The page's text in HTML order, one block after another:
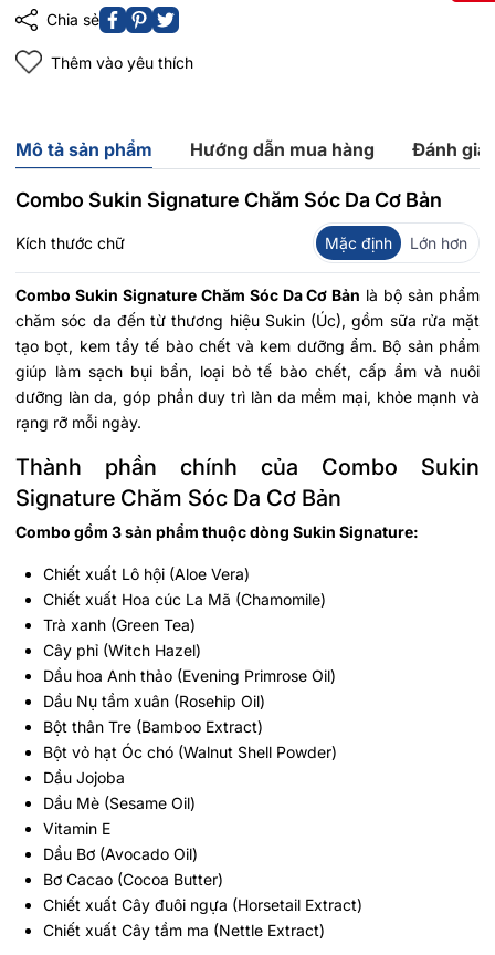
Chia sẻ
Thêm vào yêu thích
Mô tả sản phẩm Hướng dẫn mua hàng Đánh giá
Combo Sukin Signature Chăm Sóc Da Cơ Bản
Kích thước chữ Mặc định Lớn hơn
Combo Sukin Signature Chăm Sóc Da Cơ Bản là bộ sản phẩm
chăm sóc da đến từ thương hiệu Sukin (Úc), gồm sữa rửa mặt
tạo bọt, kem tẩy tế bào chết và kem dưỡng ẩm. Bộ sản phẩm
giúp làm sạch bụi bẩn, loại bỏ tế bào chết, cấp ẩm và nuôi
dưỡng làn da, góp phần duy trì làn da mềm mại, khỏe mạnh và
rạng rỡ mỗi ngày.
Thành phần chính của Combo Sukin
Signature Chăm Sóc Da Cơ Bản
Combo gồm 3 sản phẩm thuộc dòng Sukin Signature:
Chiết xuất Lô hội (Aloe Vera)
Chiết xuất Hoa cúc La Mã (Chamomile)
Trà xanh (Green Tea)
Cây phỉ (Witch Hazel)
Dầu hoa Anh thảo (Evening Primrose Oil)
Dầu Nụ tầm xuân (Rosehip Oil)
Bột thân Tre (Bamboo Extract)
Bột vỏ hạt Óc chó (Walnut Shell Powder)
Dầu Jojoba
Dầu Mè (Sesame Oil)
Vitamin E
Dầu Bơ (Avocado Oil)
Bơ Cacao (Cocoa Butter)
Chiết xuất Cây đuôi ngựa (Horsetail Extract)
Chiết xuất Cây tầm ma (Nettle Extract)